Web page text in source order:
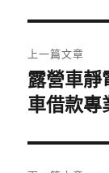
章
導
覽
上一篇文章
上
一
文
章:
露營車靜
車借款專